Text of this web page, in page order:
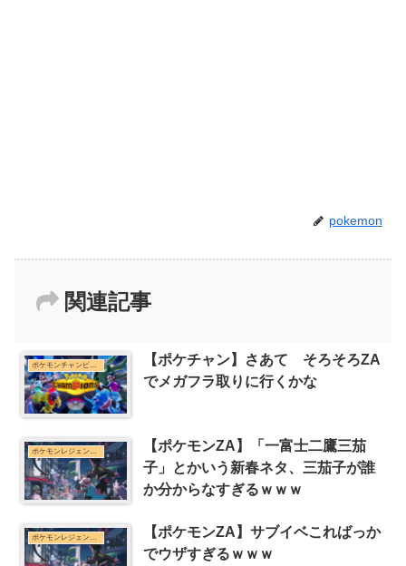
pokemon
関連記事
【ポケチャン】さあて そろそろZA
でメガフラ取りに行くかな
ポケモンレジェンズZ-Aまとめ
【ポケモンZA】「一富士二鷹三茄
子」とかいう新春ネタ、三茄子が誰
か分からなすぎるｗｗｗ
ポケモンレジェンズZ-Aまとめ
【ポケモンZA】サブイベこればっか
でウザすぎるｗｗｗ